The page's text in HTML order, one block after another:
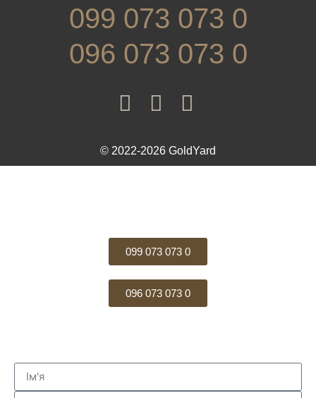
099 073 073 0
096 073 073 0
© 2022-2026 GoldYard
099 073 073 0
096 073 073 0